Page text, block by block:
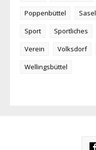
Poppenbüttel
Sasel
Sport
Sportliches
Verein
Volksdorf
Wellingsbüttel